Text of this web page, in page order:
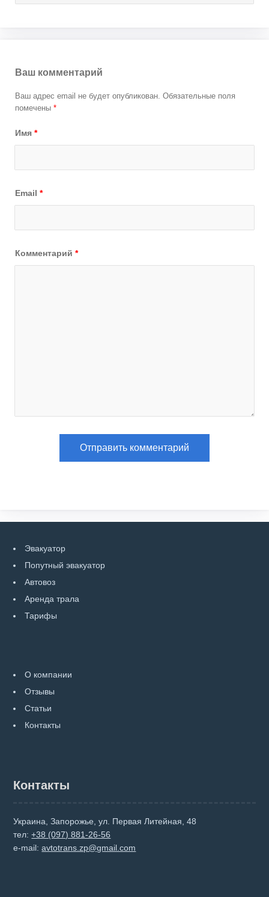
Ваш комментарий
Ваш адрес email не будет опубликован. Обязательные поля
помечены *
Имя *
Email *
Комментарий *
Эвакуатор
Попутный эвакуатор
Автовоз
Аренда трала
Тарифы
О компании
Отзывы
Статьи
Контакты
Контакты
Украина, Запорожье, ул. Первая Литейная, 48
тел:+38 (097) 881-26-56
e-mail:avtotrans.zp@gmail.com